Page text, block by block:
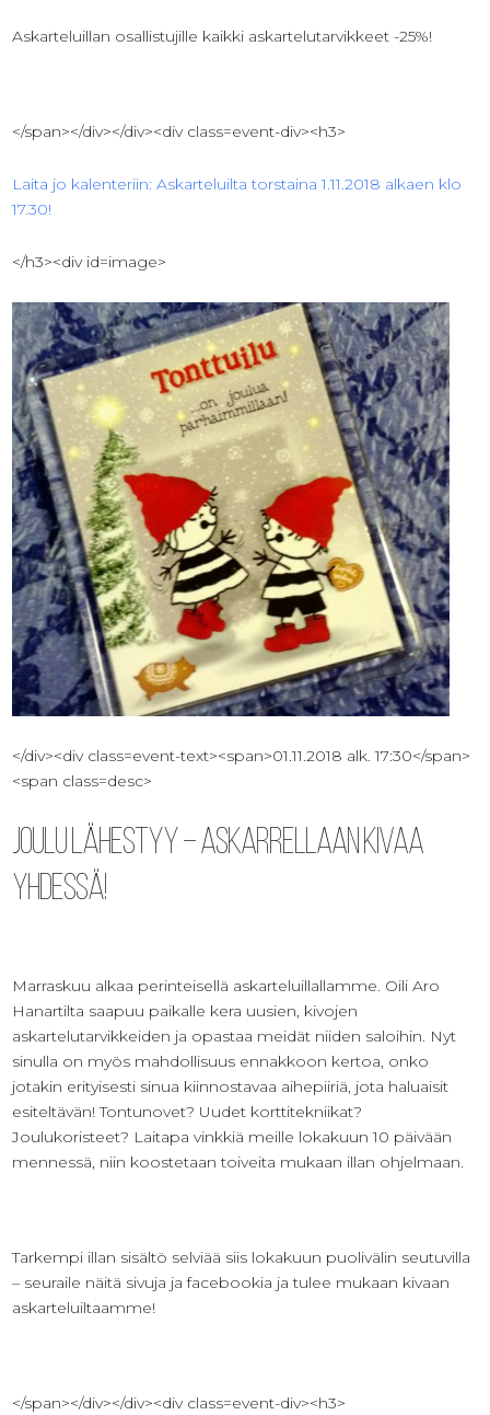
Askarteluillan osallistujille kaikki askartelutarvikkeet -25%!
</span></div></div><div class=event-div><h3>
Laita jo kalenteriin: Askarteluilta torstaina 1.11.2018 alkaen klo
17.30!
</h3><div id=image>
</div><div class=event-text><span>01.11.2018 alk. 17:30</span>
<span class=desc>
Joulu lähestyy – askarrellaan kivaa
yhdessä!
Marraskuu alkaa perinteisellä askarteluillallamme. Oili Aro
Hanartilta saapuu paikalle kera uusien, kivojen
askartelutarvikkeiden ja opastaa meidät niiden saloihin. Nyt
sinulla on myös mahdollisuus ennakkoon kertoa, onko
jotakin erityisesti sinua kiinnostavaa aihepiiriä, jota haluaisit
esiteltävän! Tontunovet? Uudet korttitekniikat?
Joulukoristeet? Laitapa vinkkiä meille lokakuun 10 päivään
mennessä, niin koostetaan toiveita mukaan illan ohjelmaan.
Tarkempi illan sisältö selviää siis lokakuun puolivälin seutuvilla
– seuraile näitä sivuja ja facebookia ja tulee mukaan kivaan
askarteluiltaamme!
</span></div></div><div class=event-div><h3>